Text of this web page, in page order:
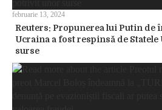
Reuters: Propunerea lui Putin de
Ucraina a fost respinsă de
surse
februarie 13, 2024